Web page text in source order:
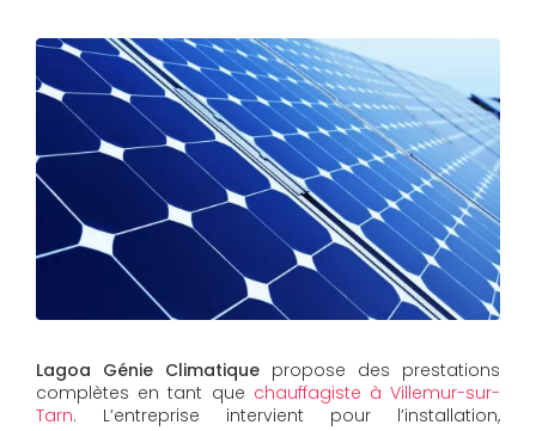
Lagoa Génie Climatique propose des prestations
complètes en tant que chauffagiste à Villemur-sur-
Tarn. L’entreprise intervient pour l’installation,